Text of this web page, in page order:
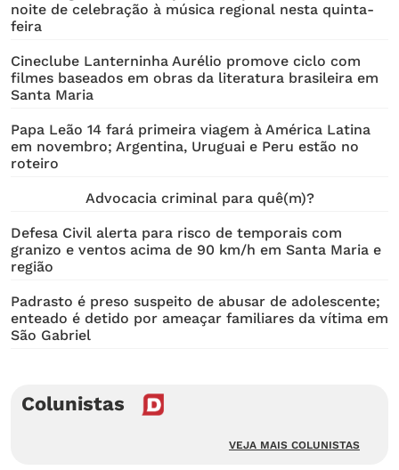
noite de celebração à música regional nesta quinta-
feira
Cineclube Lanterninha Aurélio promove ciclo com
filmes baseados em obras da literatura brasileira em
Santa Maria
Papa Leão 14 fará primeira viagem à América Latina
em novembro; Argentina, Uruguai e Peru estão no
roteiro
Advocacia criminal para quê(m)?
Defesa Civil alerta para risco de temporais com
granizo e ventos acima de 90 km/h em Santa Maria e
região
Padrasto é preso suspeito de abusar de adolescente;
enteado é detido por ameaçar familiares da vítima em
São Gabriel
Colunistas
VEJA MAIS COLUNISTAS